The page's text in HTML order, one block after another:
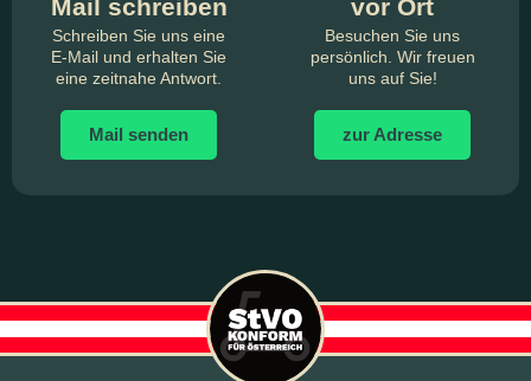
Mail schreiben
Schreiben Sie uns eine
E-Mail und erhalten Sie
eine zeitnahe Antwort.
Mail senden
vor Ort
Besuchen Sie uns
persönlich. Wir freuen
uns auf Sie!
zur Adresse